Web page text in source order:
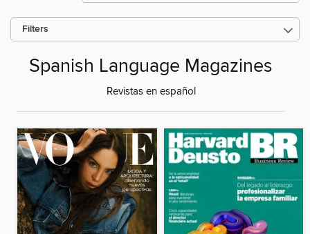
Filters
Spanish Language Magazines
Revistas en español